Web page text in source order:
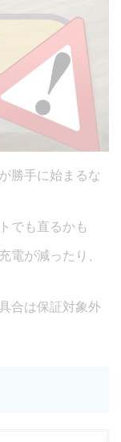
勝手に始まるな
でも直るかも
電が減ったり、
合は保証対象外